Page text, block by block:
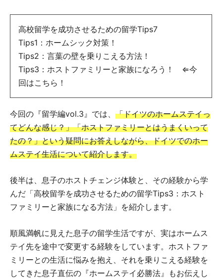
高校留学を成功させるための留学Tips7
Tips1：ホームシック対策！
Tips2：言葉の壁を乗りこえる方法！
Tips3：ホストファミリーと家族になろう！ ⇐今
回はこちら！
今回の『留学編vol.3』では、 「ドイツのホームステイっ
てどんな感じ？」「ホストファミリーとはうまくいって
たの？」という疑問にお答えしながら、ドイツでのホー
ムステイ生活について紹介します。
後半は、息子のホストチェンジ体験と、その経験から学
んだ「高校留学を成功させるための留学Tips3：ホスト
ファミリーと家族になる方法」を紹介します。
順風満帆に見えた息子の留学生活ですが、実はホームス
テイ先を途中で変更する経験をしています。ホストファ
ミリーとの生活に悩みを抱え、それを乗りこえる経験を
してきた息子直伝の『ホームステイ必勝法』もお伝えし